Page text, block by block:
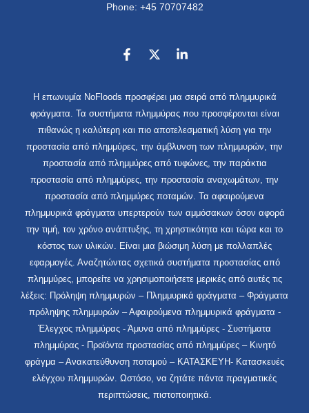
Phone: +45 70707482
Η επωνυμία NoFloods προσφέρει μια σειρά από πλημμυρικά
φράγματα. Τα συστήματα πλημμύρας που προσφέρονται είναι
πιθανώς η καλύτερη και πιο αποτελεσματική λύση για την
προστασία από πλημμύρες, την άμβλυνση των πλημμυρών, την
προστασία από πλημμύρες από τυφώνες, την παράκτια
προστασία από πλημμύρες, την προστασία αναχωμάτων, την
προστασία από πλημμύρες ποταμών. Τα αφαιρούμενα
πλημμυρικά φράγματα υπερτερούν των αμμόσακων όσον αφορά
την τιμή, τον χρόνο ανάπτυξης, τη χρηστικότητα και τώρα και το
κόστος των υλικών. Είναι μια βιώσιμη λύση με πολλαπλές
εφαρμογές. Αναζητώντας σχετικά συστήματα προστασίας από
πλημμύρες, μπορείτε να χρησιμοποιήσετε μερικές από αυτές τις
λέξεις: Πρόληψη πλημμυρών – Πλημμυρικά φράγματα – Φράγματα
πρόληψης πλημμυρών – Αφαιρούμενα πλημμυρικά φράγματα -
Έλεγχος πλημμύρας - Άμυνα από πλημμύρες - Συστήματα
πλημμύρας - Προϊόντα προστασίας από πλημμύρες – Κινητό
φράγμα – Ανακατεύθυνση ποταμού – ΚΑΤΑΣΚΕΥΗ- Κατασκευές
ελέγχου πλημμυρών. Ωστόσο, να ζητάτε πάντα πραγματικές
περιπτώσεις, πιστοποιητικά.